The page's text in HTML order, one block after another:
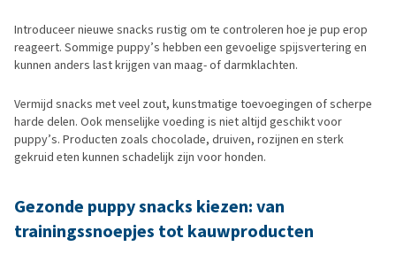
Introduceer nieuwe snacks rustig om te controleren hoe je pup erop
reageert. Sommige puppy’s hebben een gevoelige spijsvertering en
kunnen anders last krijgen van maag- of darmklachten.
Vermijd snacks met veel zout, kunstmatige toevoegingen of scherpe
harde delen. Ook menselijke voeding is niet altijd geschikt voor
puppy’s. Producten zoals chocolade, druiven, rozijnen en sterk
gekruid eten kunnen schadelijk zijn voor honden.
Gezonde puppy snacks kiezen: van
trainingssnoepjes tot kauwproducten